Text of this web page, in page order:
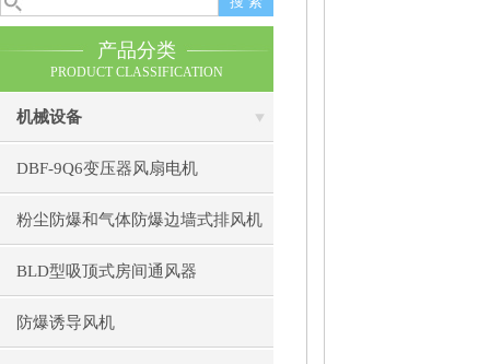
产品分类
PRODUCT CLASSIFICATION
机械设备
DBF-9Q6变压器风扇电机
粉尘防爆和气体防爆边墙式排风机
BLD型吸顶式房间通风器
防爆诱导风机